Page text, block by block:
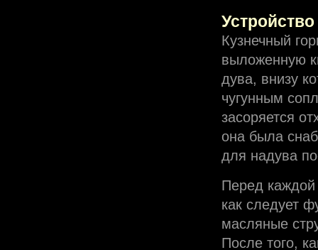
Кузнечный
выложенную
дува, внизу
чугунным
засоряется
она была
для надува
Перед каждой
как следует
масляные
После того,